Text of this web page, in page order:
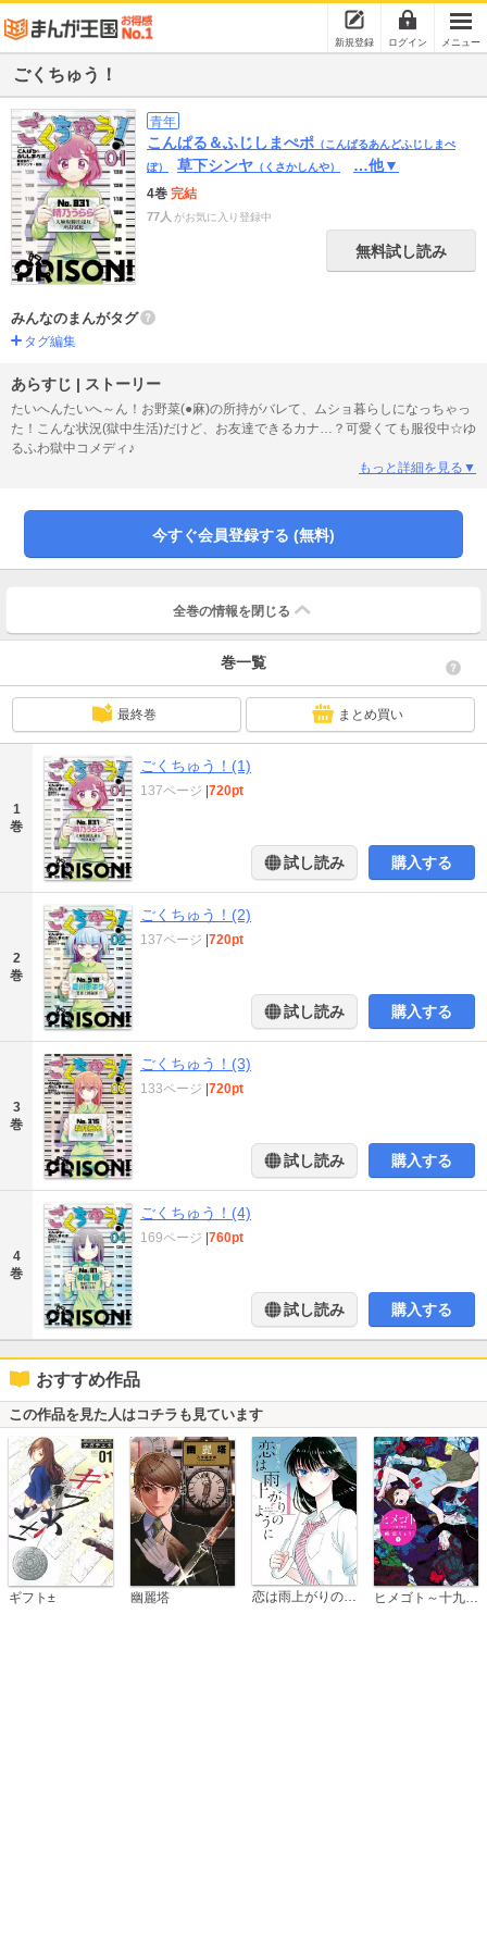
新規登録 ログイン メニュー
ごくちゅう！
青年
こんぱる＆ふじしまぺポ （こんぱるあんどふじしまぺ
ぽ）
草下シンヤ （くさかしんや） …他▼
4巻 完結
77人 がお気に入り登録中
無料試し読み
みんなのまんがタグ
タグ編集
あらすじ | ストーリー
たいへんたいへ～ん！お野菜(●麻)の所持がバレて、ムショ暮らしになっちゃっ
た！こんな状況(獄中生活)だけど、お友達できるカナ…？可愛くても服役中☆ゆ
るふわ獄中コメディ♪
もっと詳細を見る▼
今すぐ会員登録する (無料)
全巻の情報を 閉じる
巻一覧
最終巻 まとめ買い
1
巻
ごくちゅう！(1)
137ページ 720pt
試し読み 購入する
2
巻
ごくちゅう！(2)
137ページ 720pt
試し読み 購入する
3
巻
ごくちゅう！(3)
133ページ 720pt
試し読み 購入する
4
巻
ごくちゅう！(4)
169ページ 760pt
試し読み 購入する
おすすめ作品
この作品を見た人はコチラも見ています
ギフト± 幽麗塔 恋は雨上がりのように